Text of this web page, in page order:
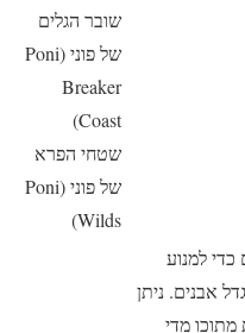
שובר הגלים
של פוני (Poni
Breaker
Coast)
שטחי הפרא
של פוני (Poni
Wilds)
למנוע
אבנים. ניתן
מתוכו מדי